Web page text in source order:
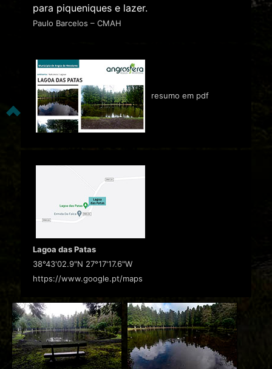
para piqueniques e lazer.
Paulo Barcelos – CMAH
resumo em pdf
Lagoa das Patas
38°43'02.9"N 27°17'17.6"W
https://www.google.pt/maps